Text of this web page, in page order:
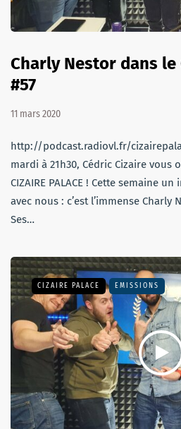
Charly Nestor dans le
#57
11 mars 2020
http://podcast.radiovl.fr/
mardi à 21h30, Cédric Cizaire vous
CIZAIRE PALACE ! Cette semaine
avec nous : c’est l’immense Charly
Ses…
CIZAIRE PALACE EMISSIONS